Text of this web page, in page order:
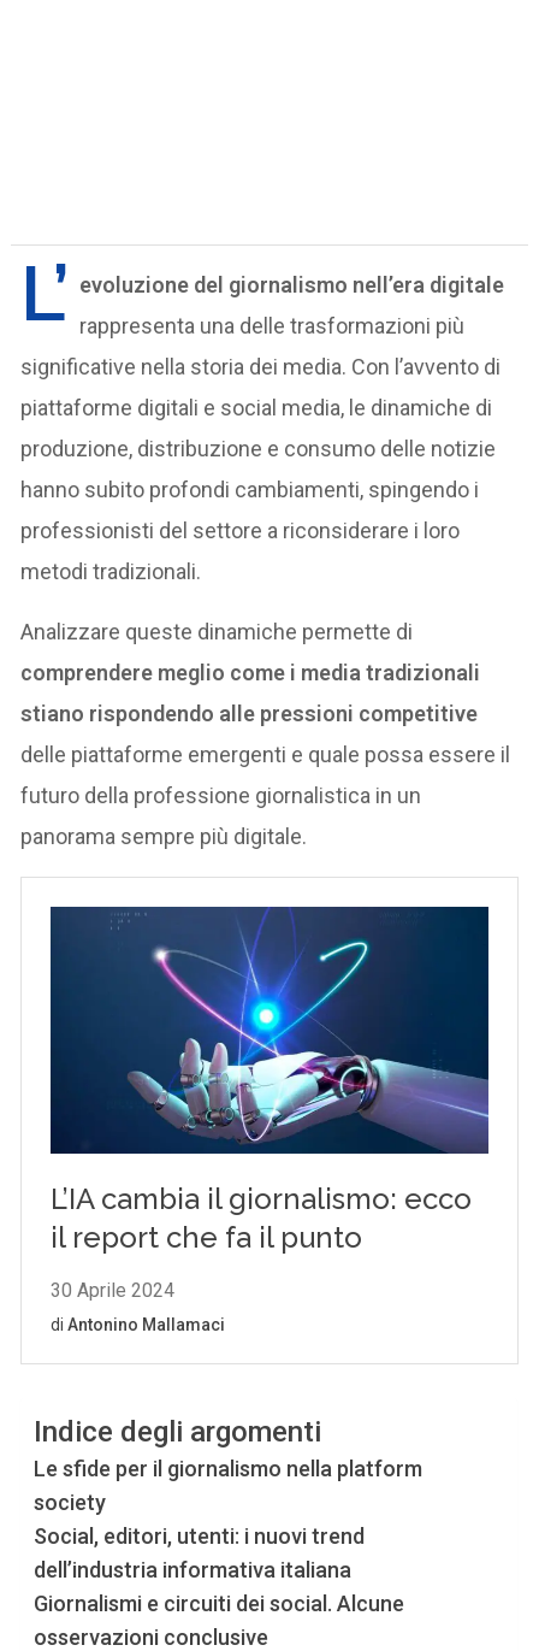
L’ evoluzione del giornalismo nell’era digitale
rappresenta una delle trasformazioni più
significative nella storia dei media. Con l’avvento di
piattaforme digitali e social media, le dinamiche di
produzione, distribuzione e consumo delle notizie
hanno subito profondi cambiamenti, spingendo i
professionisti del settore a riconsiderare i loro
metodi tradizionali.
Analizzare queste dinamiche permette di
comprendere meglio come i media tradizionali
stiano rispondendo alle pressioni competitive
delle piattaforme emergenti e quale possa essere il
futuro della professione giornalistica in un
panorama sempre più digitale.
Indice degli argomenti
Le sfide per il giornalismo nella platform
society
Social, editori, utenti: i nuovi trend
dell’industria informativa italiana
Giornalismi e circuiti dei social. Alcune
osservazioni conclusive